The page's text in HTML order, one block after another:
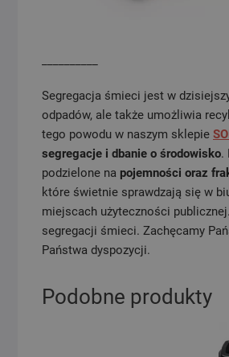
Segregacja śmieci jest w
odpadów, ale także umożliwia
tego powodu w naszym sklepie
segregacje i dbanie o środowisko.
podzielone na pojemności oraz
które świetnie sprawdzają się w
miejscach użyteczności
segregacji śmieci. Zachęcamy
Państwa dyspozycji.
Podobne produkty